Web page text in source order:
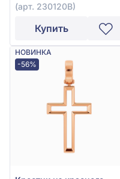
(арт. 230120В)
Купить
НОВИНКА
-56%